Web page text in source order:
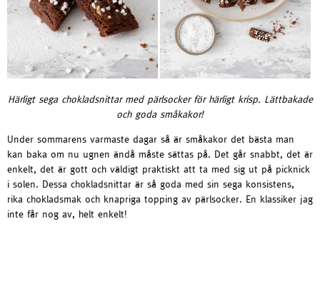
Härligt sega chokladsnittar med pärlsocker för härligt krisp. Lättbakade
och goda småkakor!
Under sommarens varmaste dagar så är småkakor det bästa man
kan baka om nu ugnen ändå måste sättas på. Det går snabbt, det är
enkelt, det är gott och väldigt praktiskt att ta med sig ut på picknick
i solen. Dessa chokladsnittar är så goda med sin sega konsistens,
rika chokladsmak och knapriga topping av pärlsocker. En klassiker jag
inte får nog av, helt enkelt!